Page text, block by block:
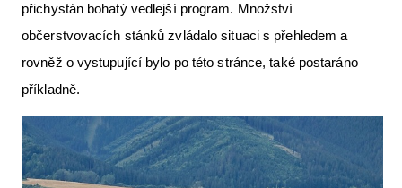
přichystán bohatý vedlejší program. Množství
občerstvovacích stánků zvládalo situaci s přehledem a
rovněž o vystupující bylo po této stránce, také postaráno
příkladně.